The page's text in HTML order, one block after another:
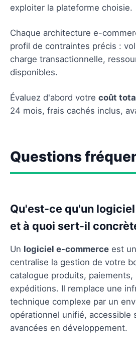
exploiter la plateforme choisie.
Chaque architecture e-
profil de contraintes précis :
charge transactionnelle,
disponibles.
Évaluez d'abord votre coût
24 mois, frais cachés inclus,
Questions
Qu'est-ce qu'un
et à quoi sert-il
Un logiciel e-commerce est
centralise la gestion de votre
catalogue produits,
expéditions. Il remplace une
technique complexe par un
opérationnel unifié, accessible
avancées en développement.